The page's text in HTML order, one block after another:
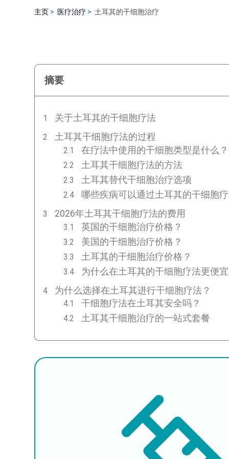
主页 医疗治疗 土耳其的干细胞治疗
摘要
关于土耳其的干细胞疗法
土耳其干细胞疗法的过程
在疗法中使用的干细胞类型是什么？
土耳其干细胞疗法的方法
土耳其替代干细胞治疗选项
哪些疾病可以通过土耳其的干细胞
2026年土耳其干细胞疗法的费用
英国的干细胞治疗价格？
美国的干细胞治疗价格？
土耳其的干细胞治疗价格？
为什么在土耳其的干细胞疗法更便
为什么选择在土耳其进行干细胞疗法？
干细胞疗法在土耳其安全吗？
土耳其干细胞治疗的一站式套餐